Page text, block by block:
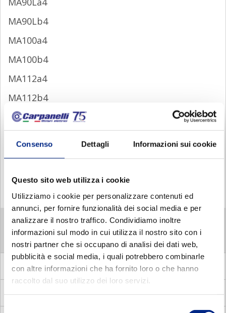
Consenso Dettagli Informazioni sui cookie
Questo sito web utilizza i cookie
Utilizziamo i cookie per personalizzare contenuti ed
annunci, per fornire funzionalità dei social media e per
analizzare il nostro traffico. Condividiamo inoltre
informazioni sul modo in cui utilizza il nostro sito con i
nostri partner che si occupano di analisi dei dati web,
pubblicità e social media, i quali potrebbero combinarle
con altre informazioni che ha fornito loro o che hanno
raccolto dal suo utilizzo dei loro servizi.
Selezione
MA90Lb4
MA100a4
MA100b4
MA112a4
MA112b4
MA132Sa4
MA132Lb4
MA160Sa4
MA160La4
MA 6 POLES
MA 8 POLES
DP Asynchronous three phase pole changing motors
MM Asynchronous single phase motors